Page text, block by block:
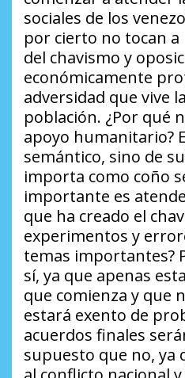
sociales de los
por cierto no tocan a
del chavismo y
económicamente
adversidad que vive
población. ¿Por qué
apoyo humanitario?
semántico, sino de
importa como coño
importante es
que ha creado el
experimentos y
temas importantes?
sí, ya que apenas
que comienza y que
estará exento de
acuerdos finales
supuesto que no, ya